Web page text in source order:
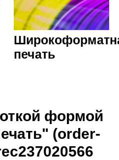
печать
формой
(order-